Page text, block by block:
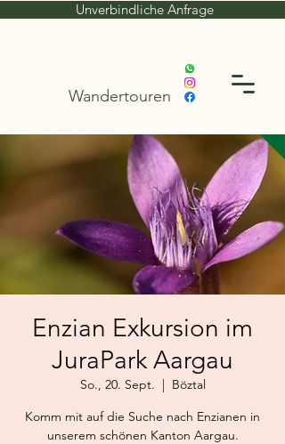
Wandertouren
Unverbindliche Anfrage
Enzian Exkursion im
JuraPark Aargau
So., 20. Sept.
  |
Böztal
Komm mit auf die Suche nach Enzianen in
unserem schönen Kanton Aargau.